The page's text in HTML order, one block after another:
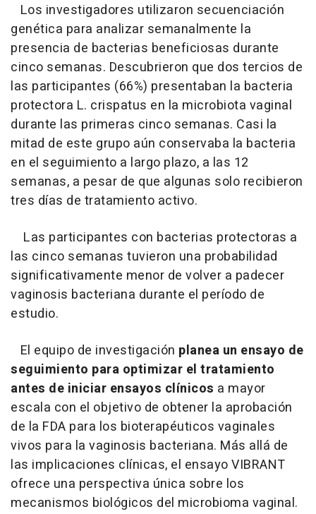
Los investigadores utilizaron secuenciación
genética para analizar semanalmente la
presencia de bacterias beneficiosas durante
cinco semanas. Descubrieron que dos tercios de
las participantes (66%) presentaban la bacteria
protectora L. crispatus en la microbiota vaginal
durante las primeras cinco semanas. Casi la
mitad de este grupo aún conservaba la bacteria
en el seguimiento a largo plazo, a las 12
semanas, a pesar de que algunas solo recibieron
tres días de tratamiento activo.
Las participantes con bacterias protectoras a
las cinco semanas tuvieron una probabilidad
significativamente menor de volver a padecer
vaginosis bacteriana durante el período de
estudio.
El equipo de investigación planea un ensayo de
seguimiento para optimizar el tratamiento
antes de iniciar ensayos clínicos a mayor
escala con el objetivo de obtener la aprobación
de la FDA para los bioterapéuticos vaginales
vivos para la vaginosis bacteriana. Más allá de
las implicaciones clínicas, el ensayo VIBRANT
ofrece una perspectiva única sobre los
mecanismos biológicos del microbioma vaginal.